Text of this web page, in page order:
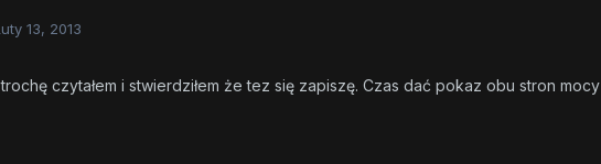
13, 2013
czytałem i stwierdziłem że tez się zapiszę. Czas dać pokaz obu stron mocy